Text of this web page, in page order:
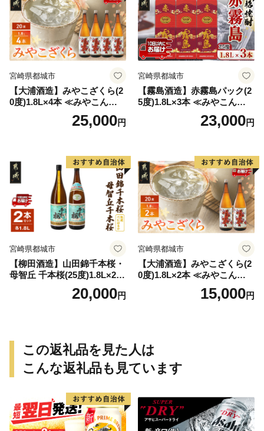
宮崎県都城市
【大浦酒造】みやこざくら(2
0度)1.8L×4本 ≪みやこんじょ
特急便≫_AD-077125,000円
宮崎県都城市
【霧島酒造】赤霧島パック(2
5度)1.8L×3本 ≪みやこんじょ
特急便≫_23-07-K03P-1800-3
23,000円
宮崎県都城市
【柳田酒造】山田錦千本桜・
母智丘 千本桜(25度)1.8L×2本
≪みやこんじょ特急便≫_AC
20,000円
宮崎県都城市
【大浦酒造】みやこざくら(2
0度)1.8L×2本 ≪みやこんじょ
特急便≫_MJ-077115,000円
この返礼品を見た人は
こんな返礼品も見ています